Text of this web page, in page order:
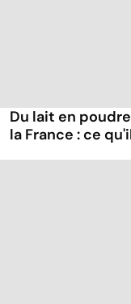
Du lait en
la France : ce